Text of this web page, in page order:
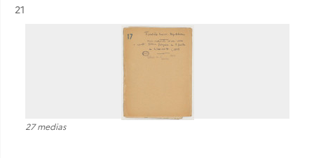
Résultat n°
21
27 medias